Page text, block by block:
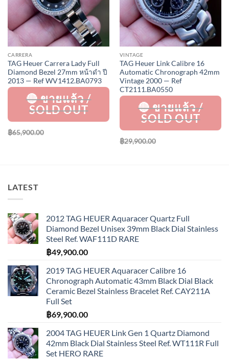
CARRERA
TAG Heuer Carrera Lady Full
Diamond Bezel 27mm หน้าดำ ปี
2013 — Ref WV1412.BA0793
฿65,900.00
VINTAGE
TAG Heuer Link Calibre 16
Automatic Chronograph 42mm
Vintage 2000 — Ref
CT2111.BA0550
฿29,900.00
LATEST
2012 TAG HEUER Aquaracer Quartz Full
Diamond Bezel Unisex 39mm Black Dial Stainless
Steel Ref. WAF111D RARE
฿49,900.00
2019 TAG HEUER Aquaracer Calibre 16
Chronograph Automatic 43mm Black Dial Black
Ceramic Bezel Stainless Bracelet Ref. CAY211A
Full Set
฿69,900.00
2004 TAG HEUER Link Gen 1 Quartz Diamond
42mm Black Dial Stainless Steel Ref. WT111R Full
Set HERO RARE